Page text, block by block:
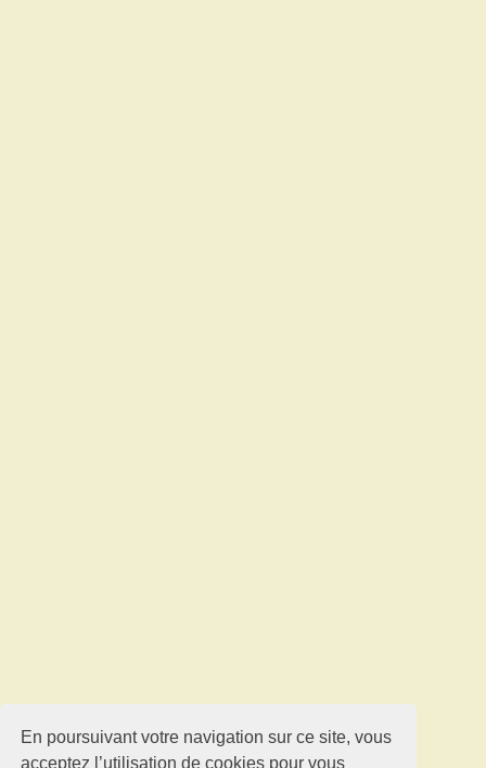
En poursuivant votre navigation sur ce site, vous
acceptez l’utilisation de cookies pour vous